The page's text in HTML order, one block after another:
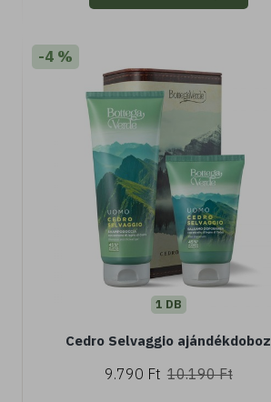
-4 %
1 DB
Cedro Selvaggio ajándékdoboz
9.790 Ft 10.190 Ft